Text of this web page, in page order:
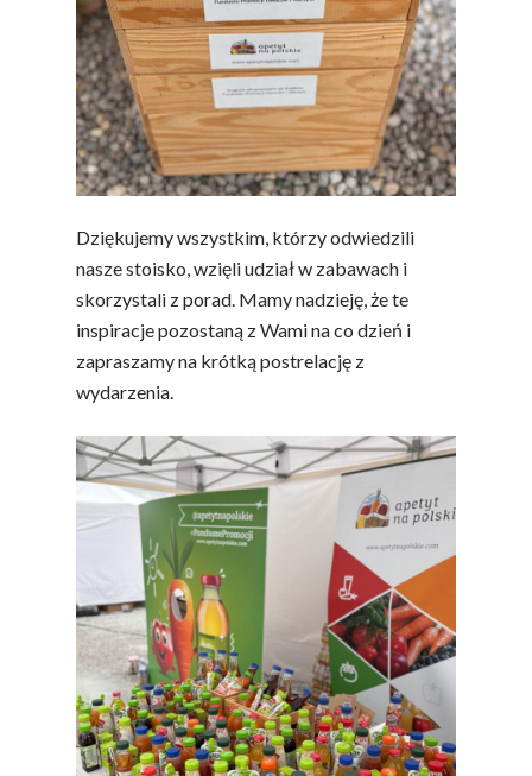
Dziękujemy wszystkim, którzy odwiedzili
nasze stoisko, wzięli udział w zabawach i
skorzystali z porad. Mamy nadzieję, że te
inspiracje pozostaną z Wami na co dzień i
zapraszamy na krótką postrelację z
wydarzenia.